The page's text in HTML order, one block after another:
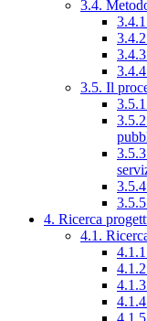
3.4.
3.5. Il
4. Ricerca
4.1.